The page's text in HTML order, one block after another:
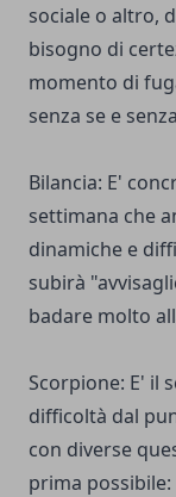
sociale o altro,
bisogno di
momento di
senza se e
Bilancia: E'
settimana che
dinamiche e
subirà
badare molto
Scorpione: E' il
difficoltà dal
con diverse
prima